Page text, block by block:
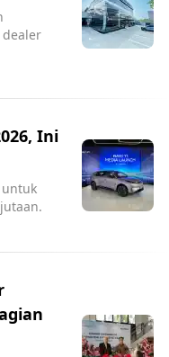
dealer
Ini
untuk